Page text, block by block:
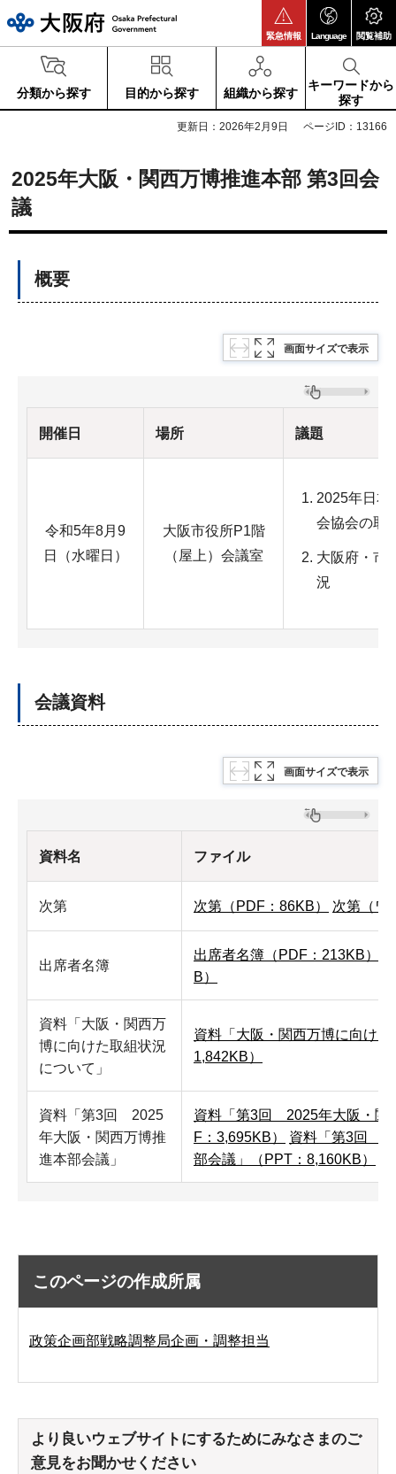
緊急情報 Language 閲覧補助
分類から探す 目的から探す 組織から探す
キーワードから
探す
更新日：2026年2月9日 ページID：13166
2025年大阪・関西万博推進本部 第3回会
議
概要
画面サイズで表示
開催日 場所 議題
令和5年8月9
日（水曜日）
大阪市役所P1階
（屋上）会議室
2025年日本
会協会の取
大阪府・市
況
会議資料
画面サイズで表示
資料名 ファイル
次第 次第（PDF：86KB） 次第（ワ
出席者名簿
出席者名簿（PDF：213KB）
B）
資料「大阪・関西万
博に向けた取組状況
について」
資料「大阪・関西万博に向け
1,842KB）
資料「第3回 2025
年大阪・関西万博推
進本部会議」
資料「第3回 2025年大阪・関
F：3,695KB）
資料「第3回
部会議」（PPT：8,160KB）
このページの作成所属
政策企画部戦略調整局企画・調整担当
より良いウェブサイトにするためにみなさまのご
意見をお聞かせください